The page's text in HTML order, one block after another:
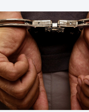
للوصول إلى المدينتين يوم 15 غشت
أمنيا مكثفا، خاصة
جرى تعزيز الدوريات